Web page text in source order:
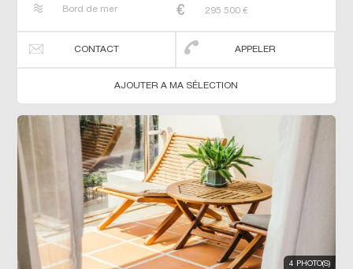
Bord de mer
295 500 €
CONTACT APPELER
AJOUTER A MA SÉLECTION
4 PHOTO(S)